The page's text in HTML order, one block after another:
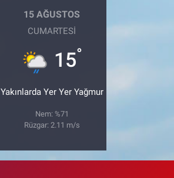
15 AĞUSTOS
CUMARTESI
15°
Yakınlarda Yer Yer Yağmur
Nem: %71
Rüzgar: 2.11 m/s